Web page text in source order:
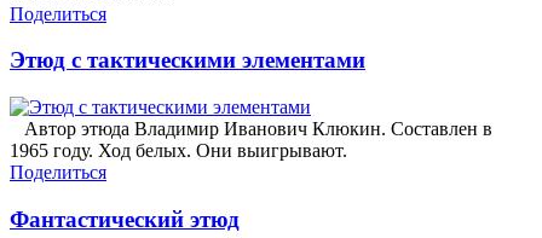
Поделиться
Этюд с тактическими элементами
Автор этюда Владимир Иванович Клюкин. Составлен в
1965 году. Ход белых. Они выигрывают.
Поделиться
Фантастический этюд